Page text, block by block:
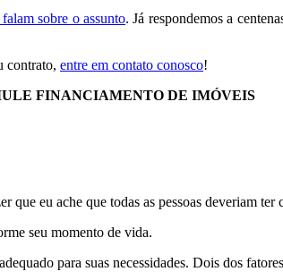
sobre o assunto. Já respondemos a
contrato, entre em contato conosco!
FINANCIAMENTO DE IMÓVEIS
eu ache que todas as pessoas deveriam
seu momento de vida.
para suas necessidades. Dois dos